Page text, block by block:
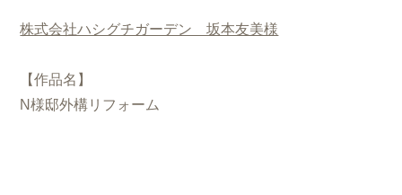
株式会社ハシグチガーデン 坂本友美様
【作品名】
N様邸外構リフォーム